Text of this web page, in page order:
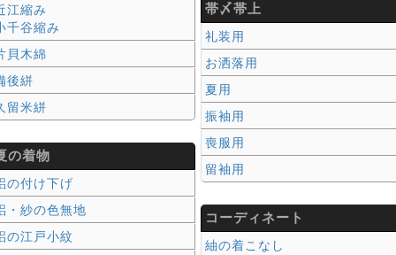
江縮み
千谷縮み
貝木綿
後絣
留米絣
の着物
の付け下げ
・紗の色無地
の江戸小紋
帯〆帯上
礼装用
お洒落用
夏用
振袖用
喪服用
留袖用
コーディネート
紬の着こなし